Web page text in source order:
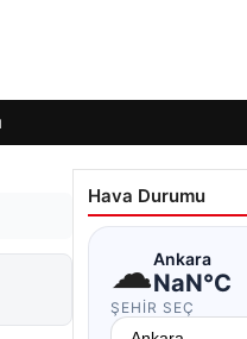
Hava Durumu
☁Ankara
NaN°C
ŞEHIR SEÇ